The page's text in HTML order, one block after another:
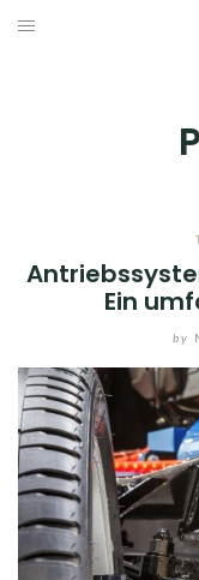
Skip
Ein
by
WERKZEUG &